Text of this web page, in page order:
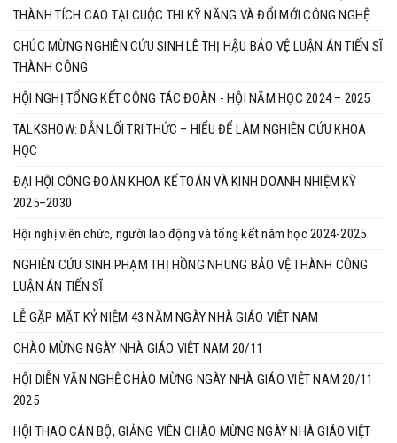
THÀNH TÍCH CAO TẠI CUỘC THI KỸ NĂNG VÀ ĐỔI MỚI CÔNG NGHỆ
BRICS 2025
CHÚC MỪNG NGHIÊN CỨU SINH LÊ THỊ HẬU BẢO VỆ LUẬN ÁN TIẾN SĨ
THÀNH CÔNG
HỘI NGHỊ TỔNG KẾT CÔNG TÁC ĐOÀN - HỘI NĂM HỌC 2024 – 2025
TALKSHOW: DẪN LỐI TRI THỨC – HIỂU ĐỂ LÀM NGHIÊN CỨU KHOA
HỌC
ĐẠI HỘI CÔNG ĐOÀN KHOA KẾ TOÁN VÀ KINH DOANH NHIỆM KỲ
2025–2030
Hội nghị viên chức, người lao động và tổng kết năm học 2024-2025
NGHIÊN CỨU SINH PHẠM THỊ HỒNG NHUNG BẢO VỆ THÀNH CÔNG
LUẬN ÁN TIẾN SĨ
LỄ GẶP MẶT KỶ NIỆM 43 NĂM NGÀY NHÀ GIÁO VIỆT NAM
CHÀO MỪNG NGÀY NHÀ GIÁO VIỆT NAM 20/11
HỘI DIỄN VĂN NGHỆ CHÀO MỪNG NGÀY NHÀ GIÁO VIỆT NAM 20/11
2025
HỘI THAO CÁN BỘ, GIẢNG VIÊN CHÀO MỪNG NGÀY NHÀ GIÁO VIỆT